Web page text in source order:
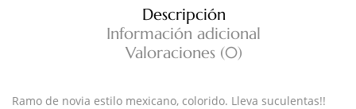
Descripción
Información adicional
Valoraciones (0)
Ramo de novia estilo mexicano, colorido. Lleva suculentas!!